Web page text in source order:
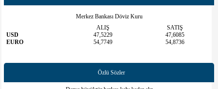
Merkez Bankası Döviz Kuru
ALIŞ
SATIŞ
USD
47,5229
47,6085
EURO
54,7749 54,8736
Özlü Sözler